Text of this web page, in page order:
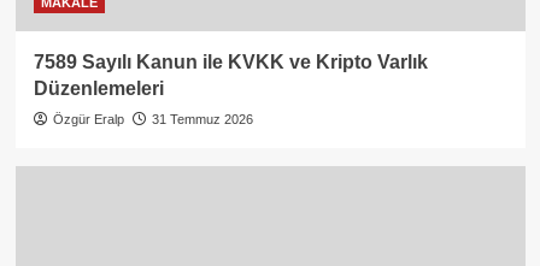
7589 Sayılı Kanun ile KVKK ve Kripto Varlık
Düzenlemeleri
Özgür Eralp 31 Temmuz 2026